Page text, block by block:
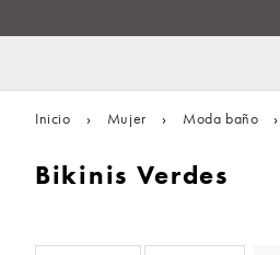
Inicio › Mujer › Moda baño ›
Bikinis Verdes